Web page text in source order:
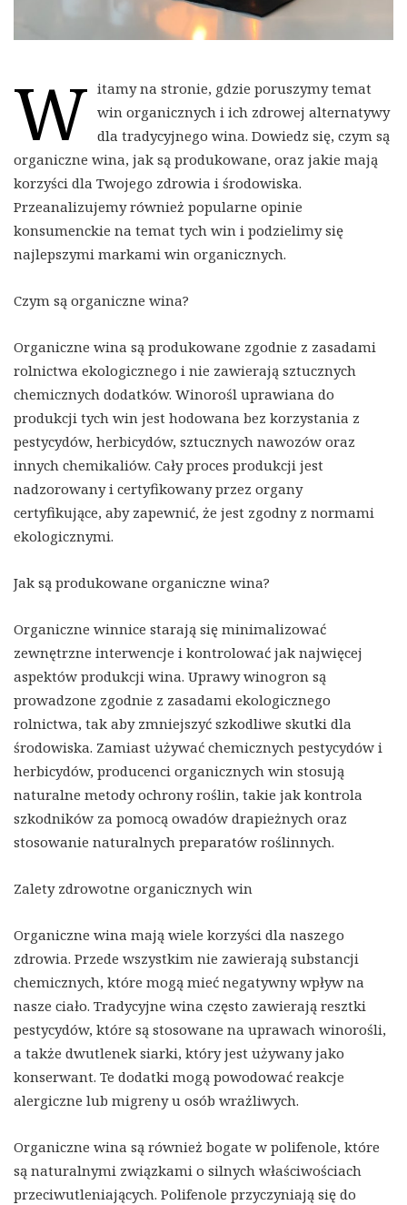
W itamy na stronie, gdzie poruszymy temat
win organicznych i ich zdrowej alternatywy
dla tradycyjnego wina. Dowiedz się, czym są
organiczne wina, jak są produkowane, oraz jakie mają
korzyści dla Twojego zdrowia i środowiska.
Przeanalizujemy również popularne opinie
konsumenckie na temat tych win i podzielimy się
najlepszymi markami win organicznych.
Czym są organiczne wina?
Organiczne wina są produkowane zgodnie z zasadami
rolnictwa ekologicznego i nie zawierają sztucznych
chemicznych dodatków. Winorośl uprawiana do
produkcji tych win jest hodowana bez korzystania z
pestycydów, herbicydów, sztucznych nawozów oraz
innych chemikaliów. Cały proces produkcji jest
nadzorowany i certyfikowany przez organy
certyfikujące, aby zapewnić, że jest zgodny z normami
ekologicznymi.
Jak są produkowane organiczne wina?
Organiczne winnice starają się minimalizować
zewnętrzne interwencje i kontrolować jak najwięcej
aspektów produkcji wina. Uprawy winogron są
prowadzone zgodnie z zasadami ekologicznego
rolnictwa, tak aby zmniejszyć szkodliwe skutki dla
środowiska. Zamiast używać chemicznych pestycydów i
herbicydów, producenci organicznych win stosują
naturalne metody ochrony roślin, takie jak kontrola
szkodników za pomocą owadów drapieżnych oraz
stosowanie naturalnych preparatów roślinnych.
Zalety zdrowotne organicznych win
Organiczne wina mają wiele korzyści dla naszego
zdrowia. Przede wszystkim nie zawierają substancji
chemicznych, które mogą mieć negatywny wpływ na
nasze ciało. Tradycyjne wina często zawierają resztki
pestycydów, które są stosowane na uprawach winorośli,
a także dwutlenek siarki, który jest używany jako
konserwant. Te dodatki mogą powodować reakcje
alergiczne lub migreny u osób wrażliwych.
Organiczne wina są również bogate w polifenole, które
są naturalnymi związkami o silnych właściwościach
przeciwutleniających. Polifenole przyczyniają się do